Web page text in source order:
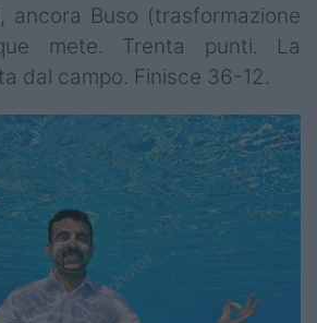
ancora Buso (trasformazione
mete. Trenta punti. La
dal campo. Finisce 36-12.